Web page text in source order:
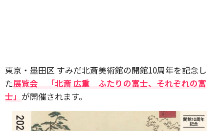
東京・墨田区 すみだ北斎美術館の開館10周年を記念し
た展覧会 「北斎 広重 ふたりの富士、それぞれの富
士」 が開催されます。